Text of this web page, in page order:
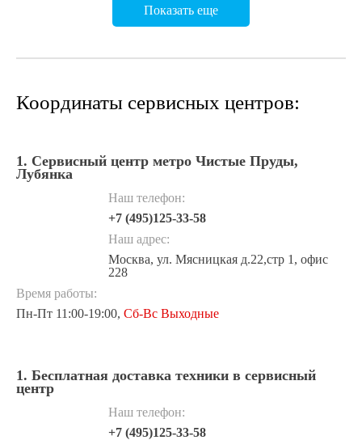
Показать еще
Координаты сервисных центров:
1. Сервисный центр метро Чистые Пруды,
Лубянка
Наш телефон:
+7 (495)125-33-58
Наш адрес:
Москва, ул. Мясницкая д.22,стр 1, офис
228
Время работы:
Пн-Пт 11:00-19:00, Сб-Вс Выходные
1. Бесплатная доставка техники в сервисный
центр
Наш телефон:
+7 (495)125-33-58